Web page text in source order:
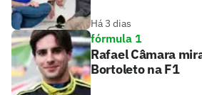
Há 3 dias
fórmula 1
Rafael Câmara
Bortoleto na F1